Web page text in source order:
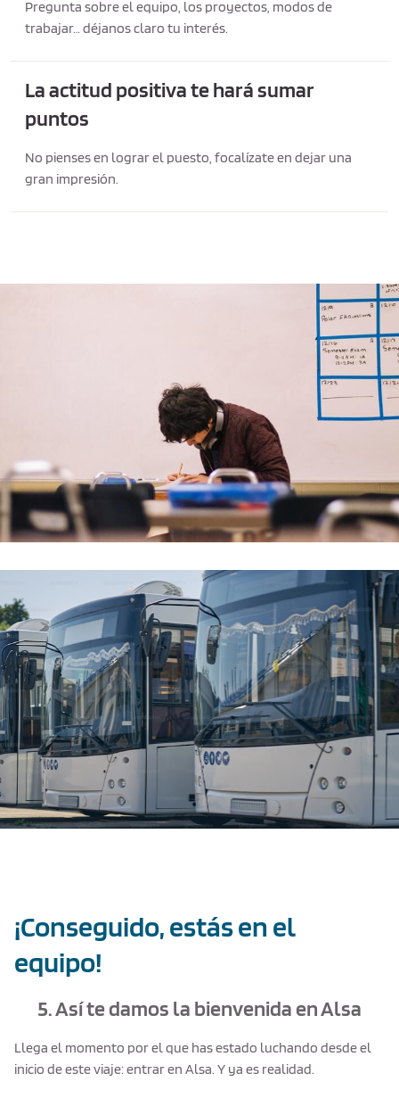
Pregunta sobre el equipo, los proyectos, modos de
trabajar… déjanos claro tu interés.
La actitud positiva te hará sumar
puntos
No pienses en lograr el puesto, focalízate en dejar una
gran impresión.
¡Conseguido, estás en el
equipo!
5. Así te damos la bienvenida en Alsa
Llega el momento por el que has estado luchando desde el
inicio de este viaje: entrar en Alsa. Y ya es realidad.